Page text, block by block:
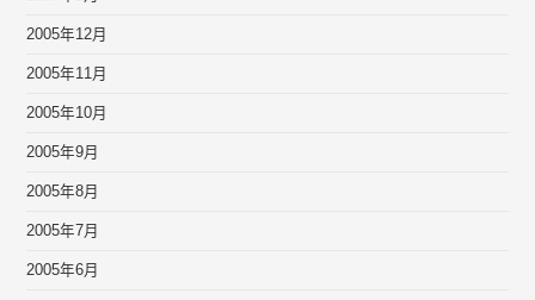
2005年12月
2005年11月
2005年10月
2005年9月
2005年8月
2005年7月
2005年6月